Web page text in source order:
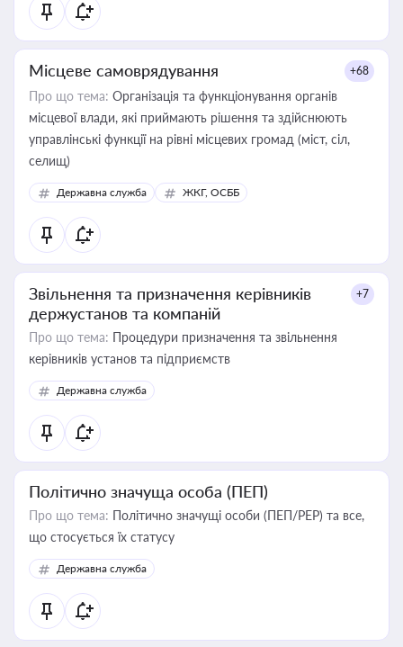
Місцеве самоврядування +68
Про що тема: Організація та функціонування органів
місцевої влади, які приймають рішення та здійснюють
управлінські функції на рівні місцевих громад (міст, сіл,
селищ)
Державна служба ЖКГ, ОСББ
Звільнення та призначення керівників
держустанов та компаній
+7
Про що тема: Процедури призначення та звільнення
керівників установ та підприємств
Державна служба
Політично значуща особа (ПЕП)
Про що тема: Політично значущі особи (ПЕП/PEP) та все,
що стосується їх статусу
Державна служба